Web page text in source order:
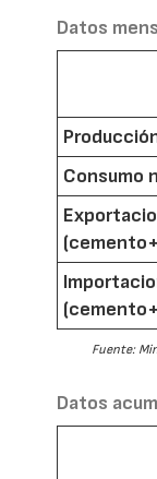
Datos
Consumo
Fuente:
Datos